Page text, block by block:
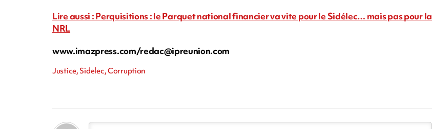
Lire aussi : Perquisitions : le Parquet national financier va vite pour le Sidélec… mais pas pour la
NRL
www.imazpress.com/redac@ipreunion.com
Justice, Sidelec, Corruption